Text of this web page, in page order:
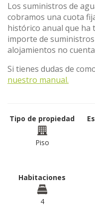
Los suministros de
cobramos una cuota
histórico anual que ha
importe de
alojamientos no
Si tienes dudas de
nuestro manual.
Tipo de propiedad
Piso
Habitaciones
4